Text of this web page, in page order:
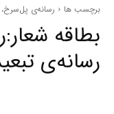
برچسب ها رسانه‌ی
بطاقه شعار:
رسانه‌ی